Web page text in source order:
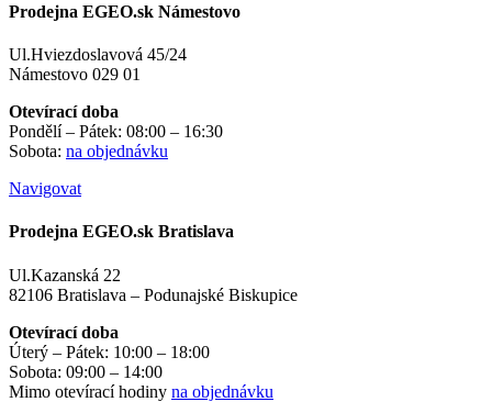
Prodejna EGEO.sk Námestovo
Ul.Hviezdoslavová 45/24
Námestovo 029 01
Otevírací doba
Pondělí – Pátek: 08:00 – 16:30
Sobota: na objednávku
Navigovat
Prodejna EGEO.sk Bratislava
Ul.Kazanská 22
82106 Bratislava – Podunajské Biskupice
Otevírací doba
Úterý – Pátek: 10:00 – 18:00
Sobota: 09:00 – 14:00
Mimo otevírací hodiny na objednávku